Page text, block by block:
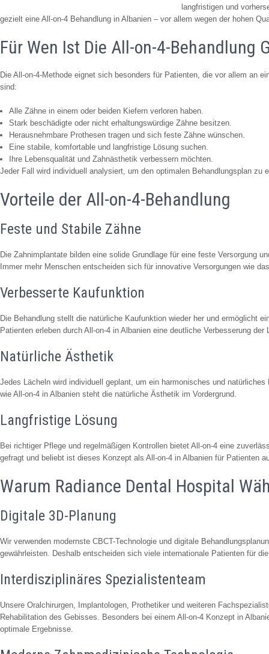
langfristigen und
gezielt eine All-on-4 Behandlung in Albanien – vor allem wegen der hohen
Für Wen Ist Die All-on-4-Behandlung
Die All-on-4-Methode eignet sich besonders für Patienten, die vor allem an
sind:
Alle Zähne in einem oder beiden Kiefern verloren haben.
Stark beschädigte oder nicht erhaltungswürdige Zähne besitzen.
Herausnehmbare Prothesen tragen und sich feste Zähne wünschen.
Eine stabile, komfortable und langfristige Lösung suchen.
Ihre Lebensqualität und Zahnästhetik verbessern möchten.
Jeder Fall wird individuell analysiert, um den optimalen Behandlungsplan zu
Vorteile der All-on-4-Behandlung
Feste und Stabile Zähne
Die Zahnimplantate bilden eine solide Grundlage für eine feste Versorgung
Immer mehr Menschen entscheiden sich für innovative Versorgungen wie
Verbesserte Kaufunktion
Die Behandlung stellt die natürliche Kaufunktion wieder her und ermöglicht
Patienten erleben durch All-on-4 in Albanien eine deutliche Verbesserung der
Natürliche Ästhetik
Jedes Lächeln wird individuell geplant, um ein harmonisches und
wie All-on-4 in Albanien steht die natürliche Ästhetik im Vordergrund.
Langfristige Lösung
Bei richtiger Pflege und regelmäßigen Kontrollen bietet All-on-4 eine
gefragt und beliebt ist dieses Konzept als All-on-4 in Albanien für Patienten
Warum Radiance Dental Hospital
Digitale 3D-Planung
Wir verwenden modernste CBCT-Technologie und digitale
gewährleisten. Deshalb entscheiden sich viele internationale Patienten für
Interdisziplinäres Spezialistenteam
Unsere Oralchirurgen, Implantologen, Prothetiker und weiteren
Rehabilitation des Gebisses. Besonders bei einem All-on-4 Konzept in
optimale Ergebnisse.